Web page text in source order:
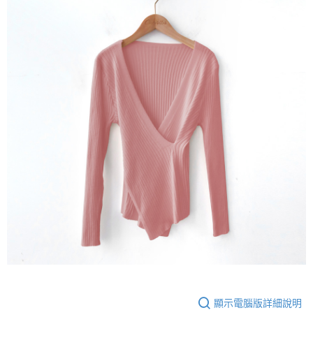
顯示電腦版詳細說明